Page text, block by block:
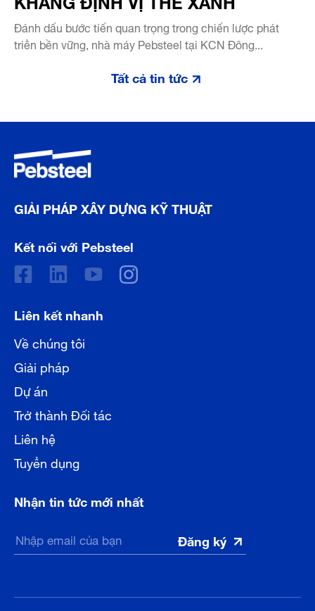
Đánh dấu bước tiến quan trọng trong chiến lược phát
triển bền vững, nhà máy Pebsteel tại KCN Đông...
Tất cả tin tức
GIẢI PHÁP XÂY DỰNG KỸ THUẬT
Kết nối với Pebsteel
Liên kết nhanh
Về chúng tôi
Giải pháp
Dự án
Trở thành Đối tác
Liên hệ
Tuyển dụng
Nhận tin tức mới nhất